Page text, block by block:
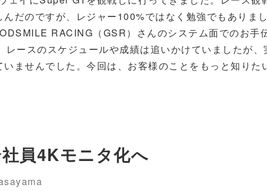
だのですが、レジャー100%ではなく勉強でもありま
RACING（GSR）さんのシステム面でのお手
レースのスケジュールや成績は追いかけていましたが、
ませんでした。今回は、お客様のことをもっと知りた
社員4Kモニタ化へ